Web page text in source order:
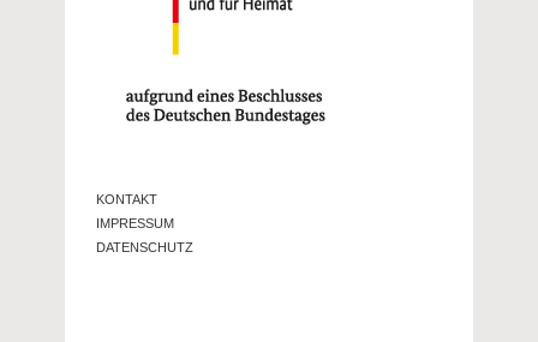
KONTAKT
IMPRESSUM
DATENSCHUTZ